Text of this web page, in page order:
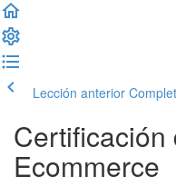
Lección anterior
Certificación
Ecommerce